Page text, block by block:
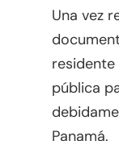
Una vez
pública
Panamá.